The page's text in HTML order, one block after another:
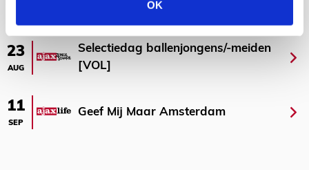
OK
23
AUG
Selectiedag ballenjongens/-meiden
[VOL]
11
SEP
Geef Mij Maar Amsterdam